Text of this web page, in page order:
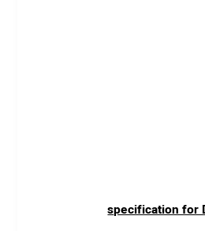
specification